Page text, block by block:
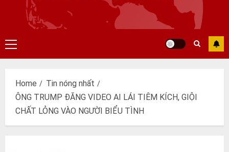
Primary
Menu
Home
Tin nóng nhất
ÔNG TRUMP ĐĂNG VIDEO AI LÁI TIÊM KÍCH, GIỘI
CHẤT LỎNG VÀO NGƯỜI BIỂU TÌNH